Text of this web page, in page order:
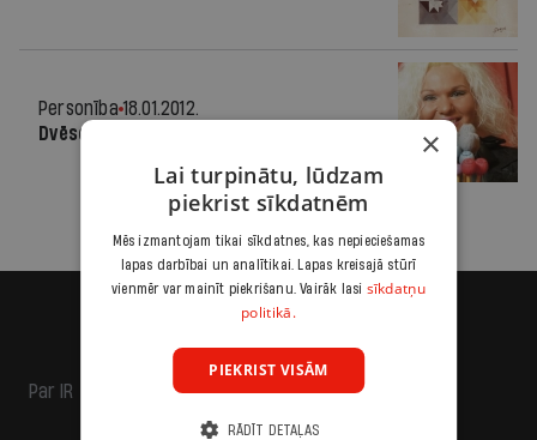
Personība 18.01.2012.
Dvēseles brīvība
Par IR
×
Lai turpinātu, lūdzam
piekrist sīkdatnēm
Mēs izmantojam tikai sīkdatnes, kas nepieciešamas
lapas darbībai un analītikai. Lapas kreisajā stūrī
vienmēr var mainīt piekrišanu. Vairāk lasi sīkdatņu
politikā.
PIEKRIST VISĀM
RĀDĪT DETAĻAS